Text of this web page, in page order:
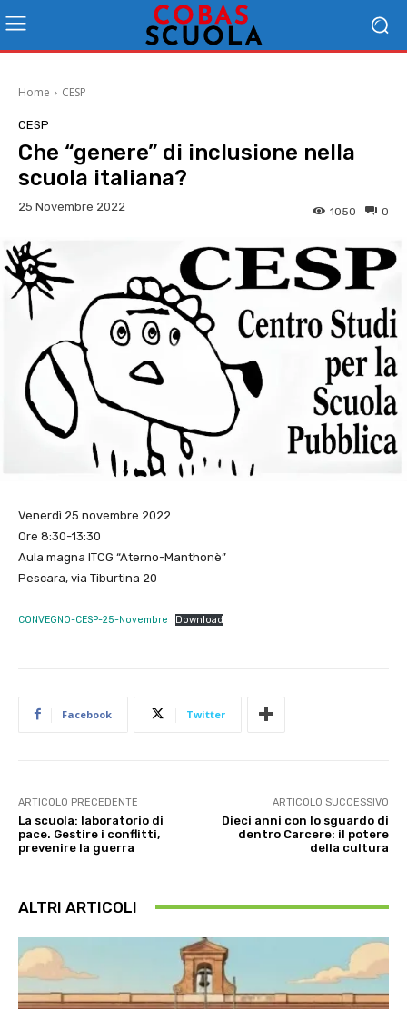
Home CESP
CESP
Che “genere” di inclusione nella
scuola italiana?
25 Novembre 2022 0
1050
Venerdì 25 novembre 2022
Ore 8:30-13:30
Aula magna ITCG “Aterno-Manthonè”
Pescara, via Tiburtina 20
CONVEGNO-CESP-25-Novembre Download
Facebook Twitter
ARTICOLO PRECEDENTE
La scuola: laboratorio di
pace. Gestire i conflitti,
prevenire la guerra
ARTICOLO SUCCESSIVO
Dieci anni con lo sguardo di
dentro Carcere: il potere
della cultura
ALTRI ARTICOLI